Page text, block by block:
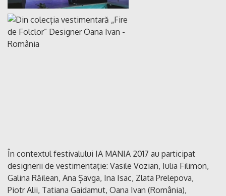
În contextul festivalului IA MANIA 2017 au participat
designerii de vestimentație: Vasile Vozian, Iulia Filimon,
Galina Răilean, Ana Șavga, Ina Isac, Zlata Prelepova,
Piotr Alii, Tatiana Gaidamut, Oana Ivan (România),